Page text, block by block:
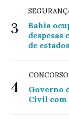
3
Bahia
despesas
de
4
CONCORSO
Governo
Civil com